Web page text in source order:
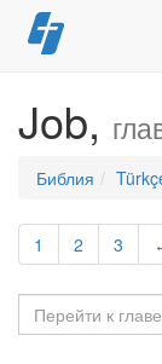
Перейти
к
Job,
Библия
1 2 3